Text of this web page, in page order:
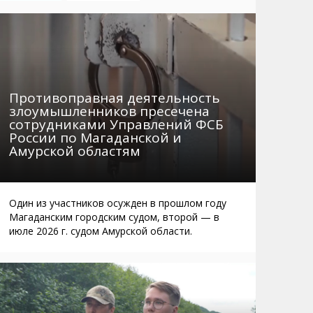
Телефоны
Автобусы Магадан – Аэропорт
Таблица приливов отливов
Интернет
Жилье
Не мусорить
Браконьеры
Противоправная деятельность
злоумышленников пресечена
сотрудниками Управлений ФСБ
России по Магаданской и
Амурской областям
Один из участников осужден в прошлом году
Магаданским городским судом, второй — в
июле 2026 г. судом Амурской области.